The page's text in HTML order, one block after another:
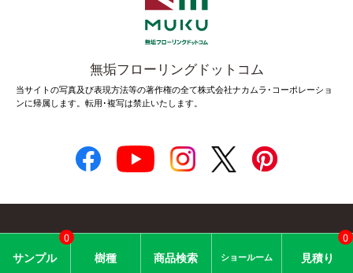
無垢フローリングドットコム
当サイトの写真及び表現方法等の著作権の全て株式会社ナカムラ･コーポレーショ
ンに帰属します。転用･複写は禁止いたします。
サンプル
0
樹種 商品検索 ショールーム 見積り
0